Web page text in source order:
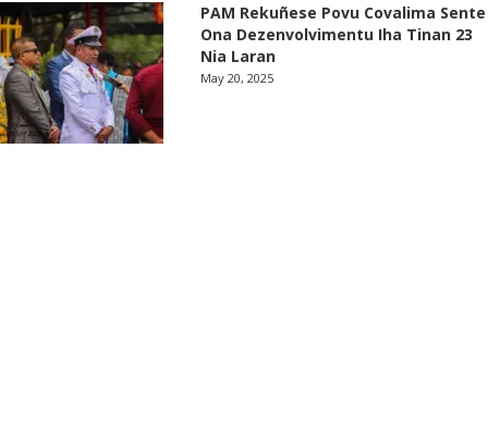
PAM Rekuñese Povu Covalima Sente
Ona Dezenvolvimentu Iha Tinan 23
Nia Laran
May 20, 2025